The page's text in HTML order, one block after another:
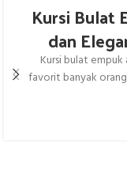
Kursi Bulat
dan
Kursi bulat
favorit banyak